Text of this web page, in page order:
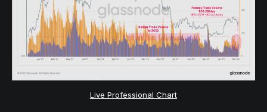
Live Professional Chart